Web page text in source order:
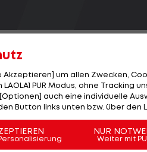
den in Moskau
"Wir haben ein Ziel erreicht,
Potyka. "Wir haben für
Rücksprache mit
Akzeptieren] um allen Zwecken,
PUR Modus, ohne Tracking
auch eine individuelle
Button links unten bzw. über den
NUR
Weiter mit